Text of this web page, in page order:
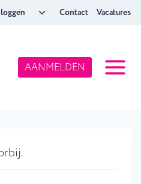
ToggleContact Vacatures
AANMELDEN